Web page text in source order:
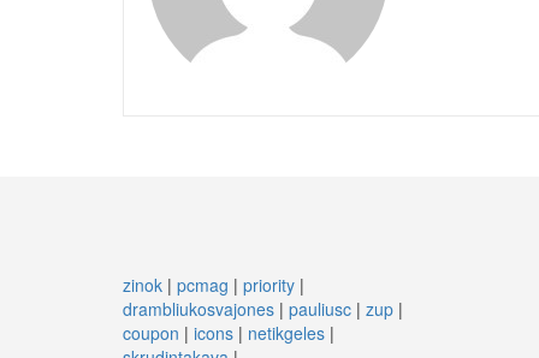
zinok | pcmag | priority |
drambliukosvajones | pauliusc | zup |
coupon | icons | netikgeles |